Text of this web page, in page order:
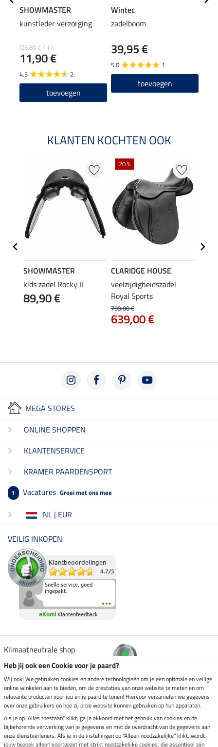
SHOWMASTER
kunstleder verzorging
(23,80 € / 1 l)
11,90 €
4.5 2
toevoegen
Wintec
zadelboom
39,95 €
5.0 1
toevoegen
KLANTEN KOCHTEN OOK
SHOWMASTER
kids zadel Rocky II
89,90 €
20 %
CLARIDGE HOUSE
veelzijdigheidszadel
Royal Sports
799,00 €
639,00 €
MEGA STORES
ONLINE SHOPPEN
KLANTENSERVICE
KRAMER PAARDENSPORT
1 Vacatures Groei met ons mee
NL | EUR
VEILIG INKOPEN
Klantbeoordelingen
4.7/5
Snelle service, goed
ingepakt.
eKomi Klantenfeedback
Klimaatneutrale shop
Verzending per
Veilig betalen met
Heb jij ook een Cookie voor je paard?
Wij ook! We gebruiken cookies en andere technologieën om je een optimale en veilige
online winkelen aan te bieden, om de prestaties van onze website te meten en om
relevante producten voor jou en je paard te tonen! Hiervoor verzamelen we gegevens
over onze gebruikers en hoe zij onze website kunnen gebruiken op hun apparaten.
Als je op "Alles toestaan" klikt, ga je akkoord met het gebruik van cookies en de
bijbehorende verwerking van je gegevens en met de overdracht van de gegevens aan
onze dienstverleners. Als je in de instellingen op "Alleen noodzakelijke" klikt, wordt
jouw bezoek alleen voortgezet met strikt noodzakelijke cookies, die essentieel zijn